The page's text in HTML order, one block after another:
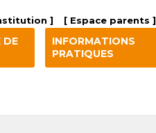
] [ Espace parents ]
DE
INFORMATIONS
PRATIQUES